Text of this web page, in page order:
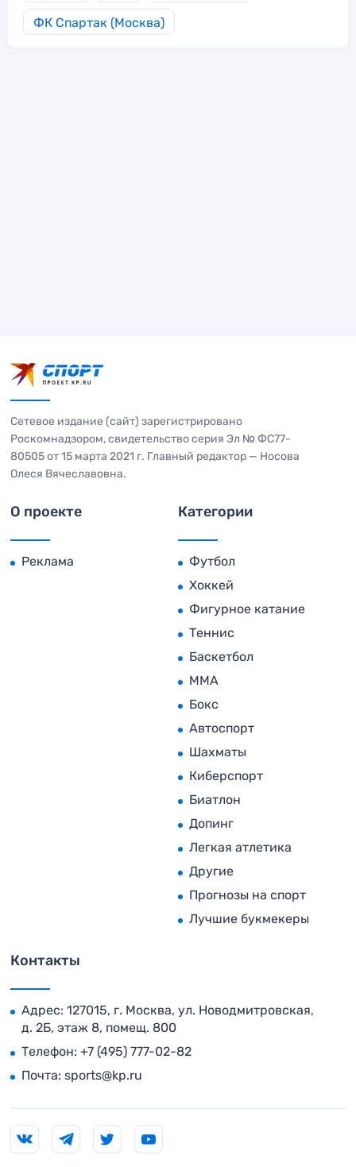
ФК Спартак (Москва)
Сетевое издание (сайт) зарегистрировано
Роскомнадзором, свидетельство серия Эл № ФС77-
80505 от 15 марта 2021 г. Главный редактор — Носова
Олеся Вячеславовна.
О проекте
Реклама
Категории
Футбол
Хоккей
Фигурное катание
Теннис
Баскетбол
MMA
Бокс
Автоспорт
Шахматы
Киберспорт
Биатлон
Допинг
Легкая атлетика
Другие
Прогнозы на спорт
Лучшие букмекеры
Контакты
Адрес: 127015, г. Москва, ул. Новодмитровская,
д. 2Б, этаж 8, помещ. 800
Телефон: +7 (495) 777-02-82
Почта: sports@kp.ru